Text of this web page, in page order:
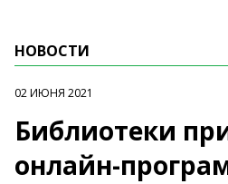
НОВОСТИ
02 ИЮНЯ 2021
Библиотеки
онлайн-